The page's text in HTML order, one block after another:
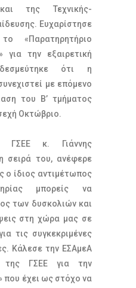
της Τεχνικής-
Ευχαρίστησε
«Παρατηρητήριο
για την εξαιρετική
ότι η
με επόμενο
του Β’ τμήματος
Οκτώβριο.
κ. Γιάννης
σειρά του, ανέφερε
ο ίδιος αντιμέτωπος
μπορείς να
των δυσκολιών και
στη χώρα μας σε
τις συγκεκριμένες
Κάλεσε την ΕΣΑμεΑ
της ΓΣΕΕ για την
που έχει ως στόχο να